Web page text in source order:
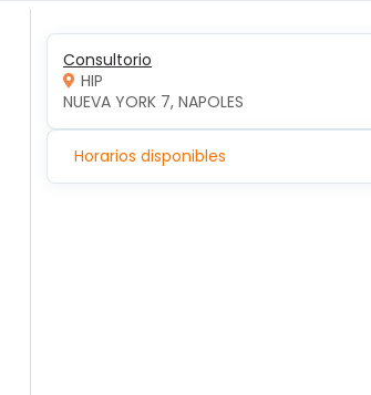
Consultorio
HIP
NUEVA YORK 7, NAPOLES
Horarios disponibles